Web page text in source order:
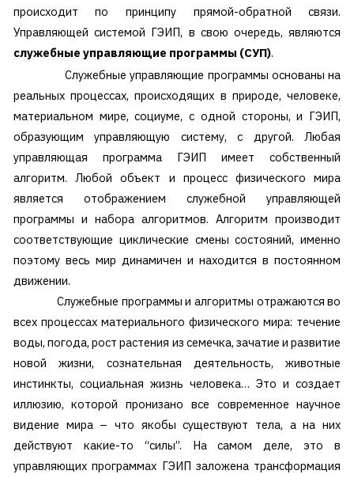
происходит по принципу прямой-обратной связи.
Управляющей системой ГЭИП, в свою очередь, являются
служебные управляющие программы (СУП).
Служебные управляющие программы основаны на
реальных процессах, происходящих в природе, человеке,
материальном мире, социуме, с одной стороны, и ГЭИП,
образующим управляющую систему, с другой. Любая
управляющая программа ГЭИП имеет собственный
алгоритм. Любой объект и процесс физического мира
является отображением служебной управляющей
программы и набора алгоритмов. Алгоритм производит
соответствующие циклические смены состояний, именно
поэтому весь мир динамичен и находится в постоянном
движении.
Служебные программы и алгоритмы отражаются во
всех процессах материального физического мира: течение
воды, погода, рост растения из семечка, зачатие и развитие
новой жизни, сознательная деятельность, животные
инстинкты, социальная жизнь человека… Это и создает
иллюзию, которой пронизано все современное научное
видение мира – что якобы существуют тела, а на них
действуют какие-то “силы”. На самом деле, это в
управляющих программах ГЭИП заложена трансформация